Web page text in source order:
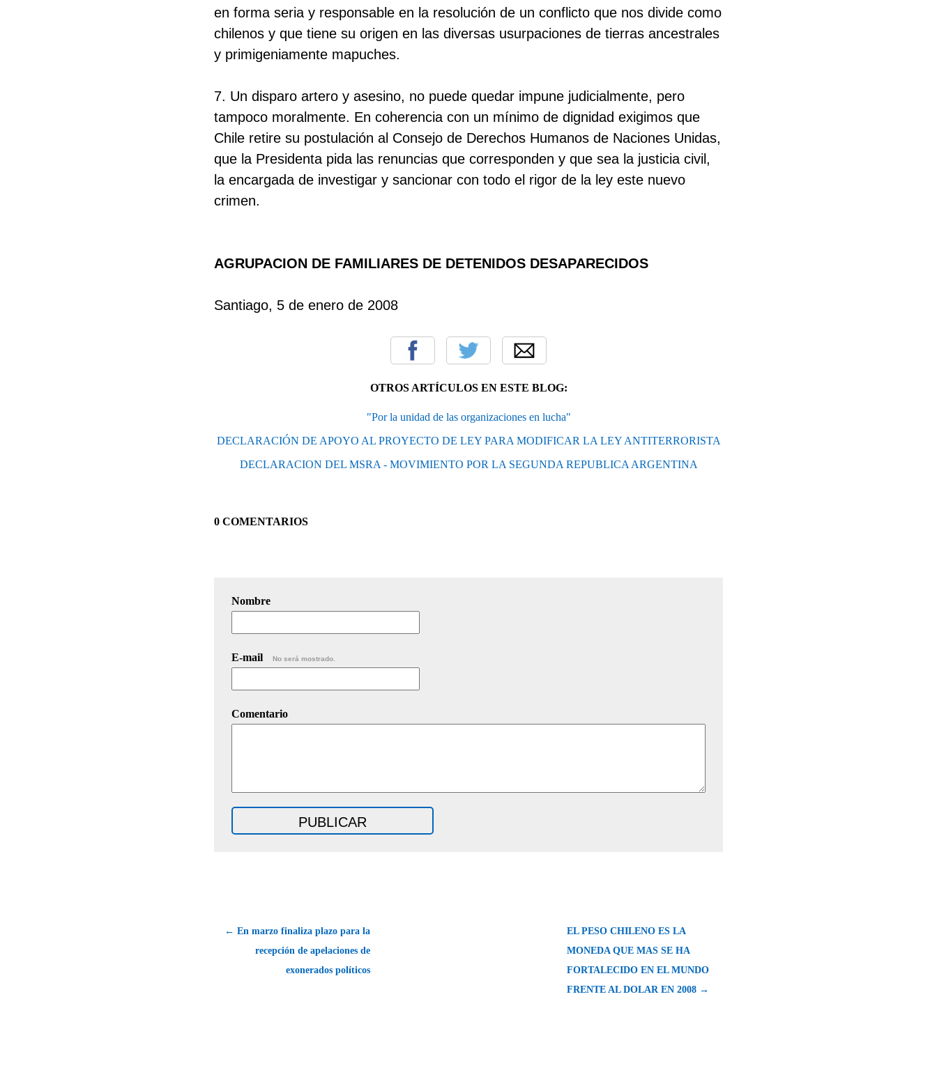
en forma seria y responsable en la resolución de un conflicto que nos divide como
chilenos y que tiene su origen en las diversas usurpaciones de tierras ancestrales
y primigeniamente mapuches.
7. Un disparo artero y asesino, no puede quedar impune judicialmente, pero
tampoco moralmente. En coherencia con un mínimo de dignidad exigimos que
Chile retire su postulación al Consejo de Derechos Humanos de Naciones Unidas,
que la Presidenta pida las renuncias que corresponden y que sea la justicia civil,
la encargada de investigar y sancionar con todo el rigor de la ley este nuevo
crimen.
AGRUPACION DE FAMILIARES DE DETENIDOS DESAPARECIDOS
Santiago, 5 de enero de 2008
OTROS ARTÍCULOS EN ESTE BLOG:
"Por la unidad de las organizaciones en lucha"
DECLARACIÓN DE APOYO AL PROYECTO DE LEY PARA MODIFICAR LA LEY ANTITERRORISTA
DECLARACION DEL MSRA - MOVIMIENTO POR LA SEGUNDA REPUBLICA ARGENTINA
0 COMENTARIOS
Nombre
E-mail No será mostrado.
Comentario
← En marzo finaliza plazo para la
recepción de apelaciones de
exonerados políticos
EL PESO CHILENO ES LA
MONEDA QUE MAS SE HA
FORTALECIDO EN EL MUNDO
FRENTE AL DOLAR EN 2008 →